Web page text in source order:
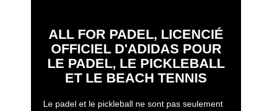
ALL FOR PADEL, LICENCIÉ
OFFICIEL D'ADIDAS POUR
LE PADEL, LE PICKLEBALL
ET LE BEACH TENNIS
Le padel et le pickleball ne sont pas seulement